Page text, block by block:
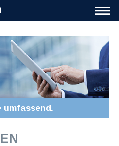
umfassend.